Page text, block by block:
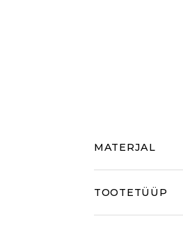
MATERJAL
TOOTETÜÜP